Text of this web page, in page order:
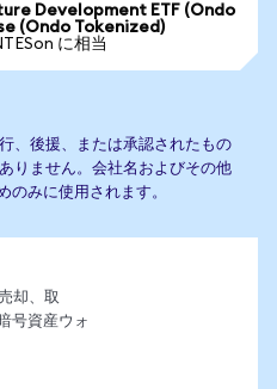
Development ETF (Ondo
(Ondo Tokenized)
に相当
、後援、または承認されたもの
りません。会社名およびその他
のみに使用されます。
却、取
号資産ウォ